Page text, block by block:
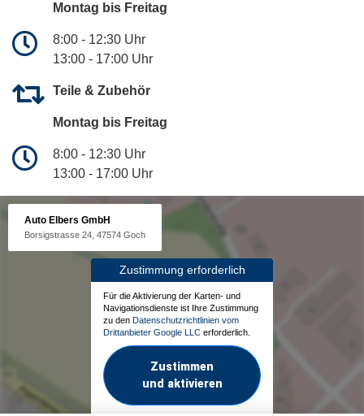
Montag bis Freitag
8:00 - 12:30 Uhr
13:00 - 17:00 Uhr
Teile & Zubehör
Montag bis Freitag
8:00 - 12:30 Uhr
13:00 - 17:00 Uhr
Auto Elbers GmbH
Borsigstrasse 24, 47574 Goch
Zustimmung erforderlich
Für die Aktivierung der Karten- und
Navigationsdienste ist Ihre Zustimmung
zu den Datenschutzrichtlinien vom
Drittanbieter Google LLC erforderlich.
Zustimmen
und aktivieren